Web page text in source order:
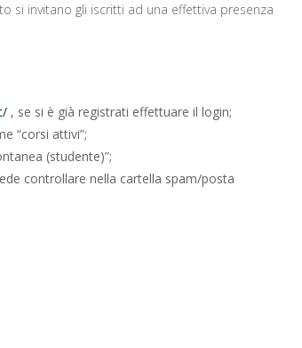
si invitano gli iscritti ad una effettiva presenza
, se si è già registrati effettuare il login;
“corsi attivi”;
(studente)”;
controllare nella cartella spam/posta